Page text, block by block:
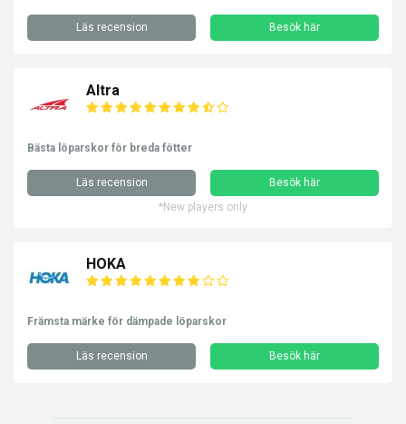
Läs recension Besök här
Altra
Bästa löparskor för breda fötter
Läs recension
Besök här
*New players only
HOKA
Främsta märke för dämpade löparskor
Läs recension Besök här